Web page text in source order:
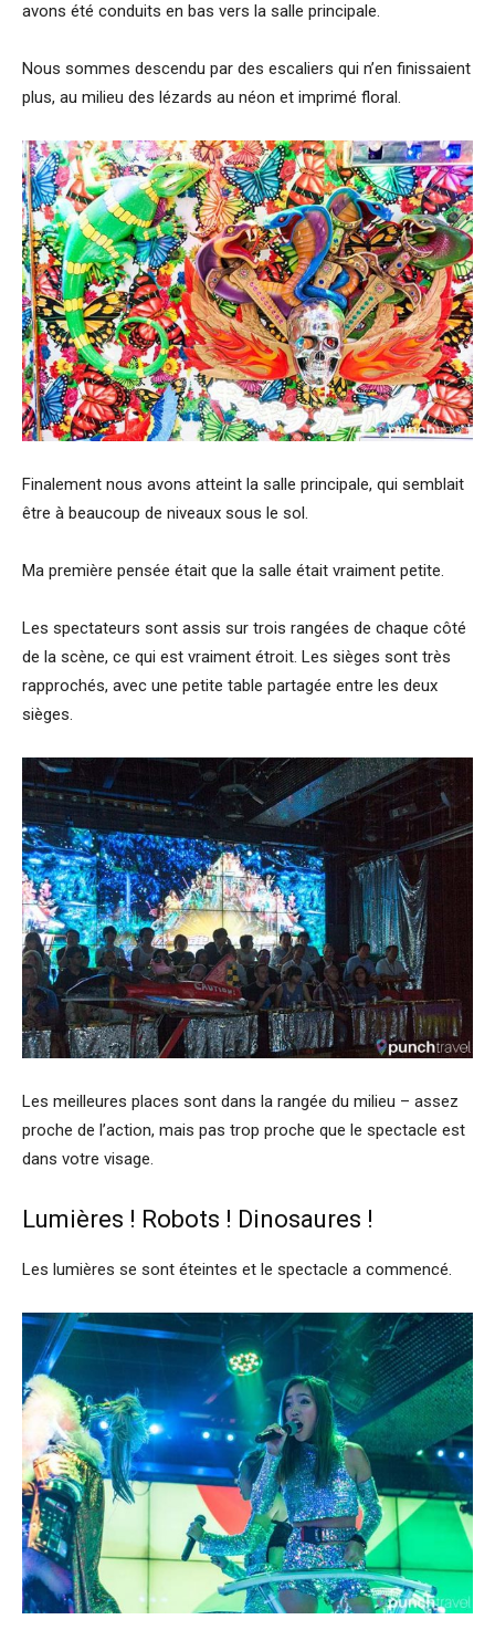
avons été conduits en bas vers la salle principale.
Nous sommes descendu par des escaliers qui n’en finissaient
plus, au milieu des lézards au néon et imprimé floral.
Finalement nous avons atteint la salle principale, qui semblait
être à beaucoup de niveaux sous le sol.
Ma première pensée était que la salle était vraiment petite.
Les spectateurs sont assis sur trois rangées de chaque côté
de la scène, ce qui est vraiment étroit. Les sièges sont très
rapprochés, avec une petite table partagée entre les deux
sièges.
Les meilleures places sont dans la rangée du milieu – assez
proche de l’action, mais pas trop proche que le spectacle est
dans votre visage.
Lumières ! Robots ! Dinosaures !
Les lumières se sont éteintes et le spectacle a commencé.